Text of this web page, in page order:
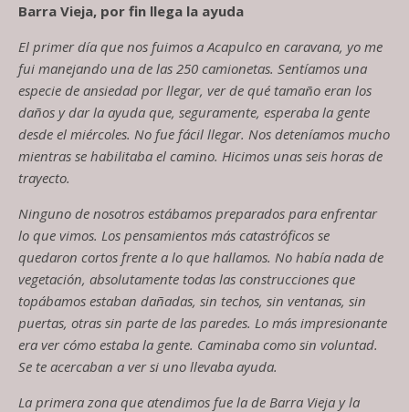
Barra Vieja, por fin llega la ayuda
El primer día que nos fuimos a Acapulco en caravana, yo me
fui manejando una de las 250 camionetas. Sentíamos una
especie de ansiedad por llegar, ver de qué tamaño eran los
daños y dar la ayuda que, seguramente, esperaba la gente
desde el miércoles. No fue fácil llegar. Nos deteníamos mucho
mientras se habilitaba el camino. Hicimos unas seis horas de
trayecto.
Ninguno de nosotros estábamos preparados para enfrentar
lo que vimos. Los pensamientos más catastróficos se
quedaron cortos frente a lo que hallamos. No había nada de
vegetación, absolutamente todas las construcciones que
topábamos estaban dañadas, sin techos, sin ventanas, sin
puertas, otras sin parte de las paredes. Lo más impresionante
era ver cómo estaba la gente. Caminaba como sin voluntad.
Se te acercaban a ver si uno llevaba ayuda.
La primera zona que atendimos fue la de Barra Vieja y la